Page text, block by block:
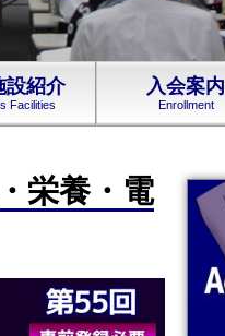
設紹介
Facilities
入会案内
Enrollment
栄養・電